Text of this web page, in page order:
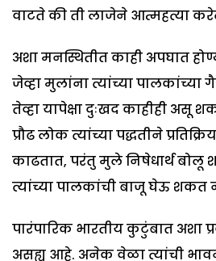
वाटते की ती लाजेने आत्महत्या
अशा मनस्थितीत काही अपघात
जेव्हा मुलांना त्यांच्या पालकांच्या
तेव्हा यापेक्षा दुःखद काहीही असू
प्रौढ लोक त्यांच्या पद्धतीने
काढतात, परंतु मुले निषेधार्थ बोलू
त्यांच्या पालकांची बाजू घेऊ शकत
पारंपारिक भारतीय कुटुंबात अशा
असह्य आहे. अनेक वेळा त्यांची